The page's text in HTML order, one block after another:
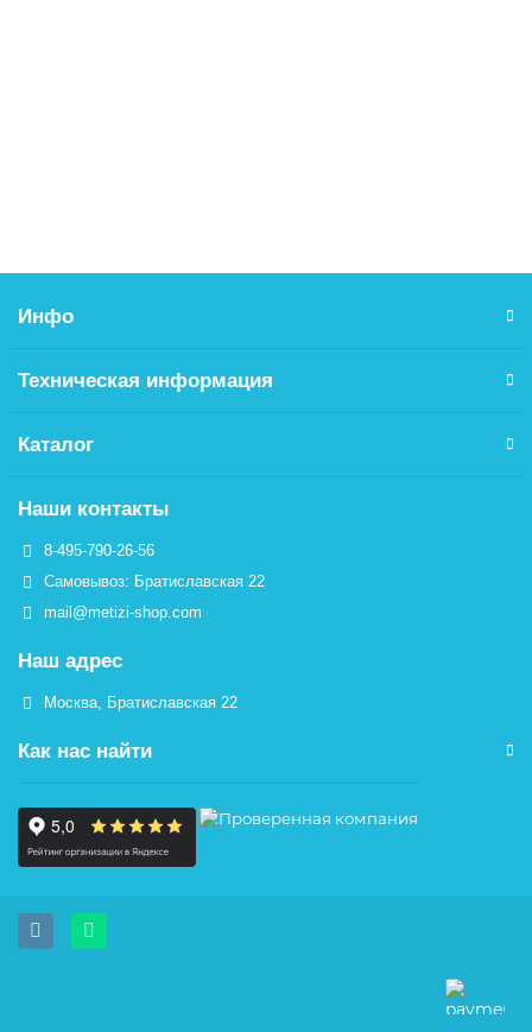
Инфо
Техническая информация
Каталог
Наши контакты
8-495-790-26-56
Самовывоз: Братиславская 22
mail@metizi-shop.com
Наш адрес
Москва, Братиславская 22
Как нас найти